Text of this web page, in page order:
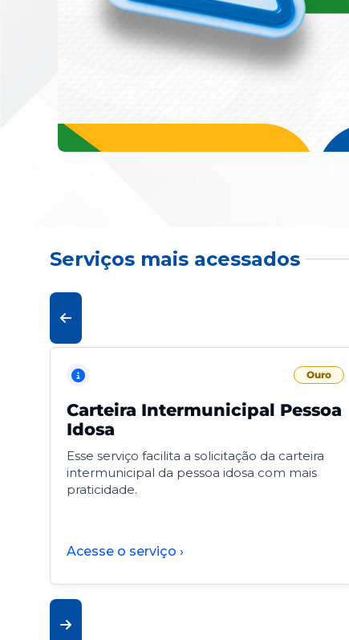
Serviços mais acessados
Ouro
Carteira Intermunicipal Pessoa
Idosa
Esse serviço facilita a solicitação da carteira
intermunicipal da pessoa idosa com mais
praticidade.
Acesse o serviço ›